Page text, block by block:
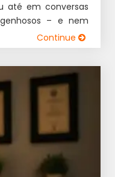
até em conversas
– e nem
Continue